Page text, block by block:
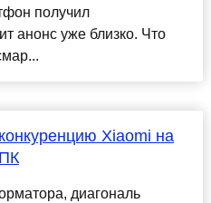
получил
анонс уже близко. Что
Xiaomi на
диагональ